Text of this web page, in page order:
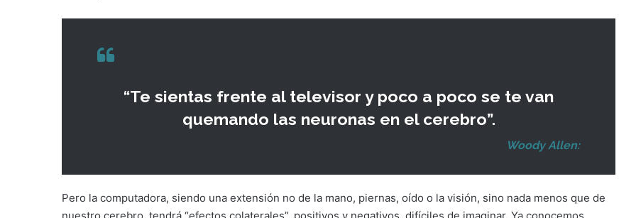
“Te sientas frente al televisor y poco a poco se te van
quemando las neuronas en el cerebro”.
Woody Allen:
Pero la computadora, siendo una extensión no de la mano, piernas, oído o la visión, sino nada menos que de